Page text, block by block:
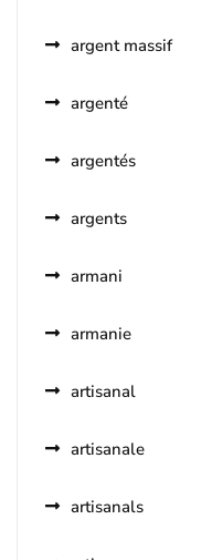
argent massif
argenté
argentés
argents
armani
armanie
artisanal
artisanale
artisanals